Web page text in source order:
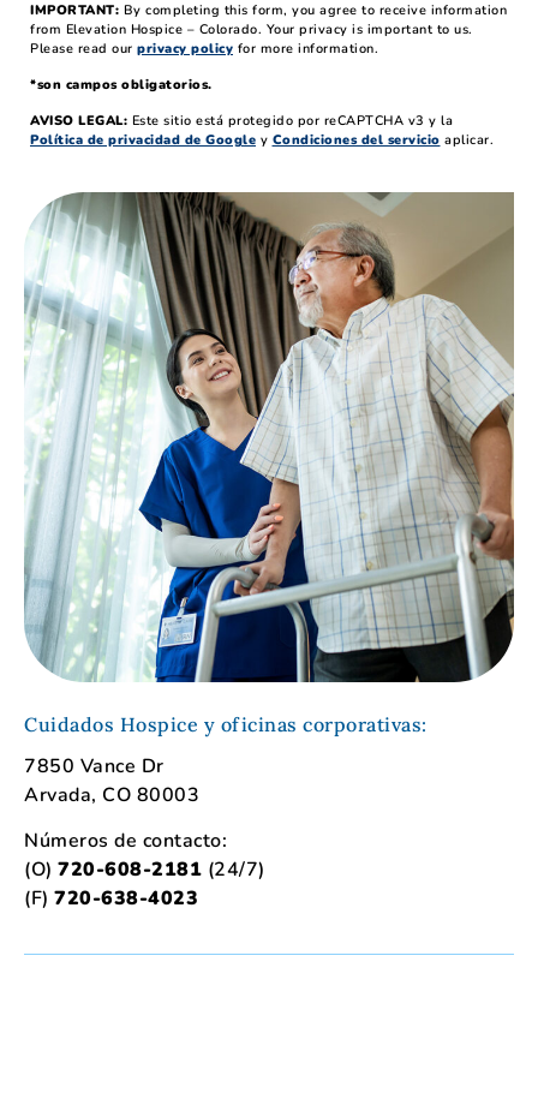
IMPORTANT: By completing this form, you agree to receive information
from Elevation Hospice – Colorado. Your privacy is important to us.
Please read our privacy policy for more information.
*son campos obligatorios.
AVISO LEGAL: Este sitio está protegido por reCAPTCHA v3 y la
Política de privacidad de Google y Condiciones del servicio aplicar.
Cuidados Hospice y oficinas corporativas:
7850 Vance Dr
Arvada, CO 80003
Números de contacto:
(O) 720-608-2181 (24/7)
(F) 720-638-4023